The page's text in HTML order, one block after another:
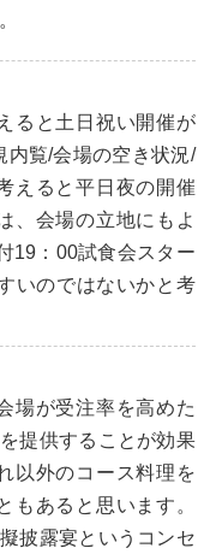
ると土日祝い開催が
内覧/会場の空き状況/
えると平日夜の開催
、会場の立地にもよ
19：00試食会スター
いのではないかと考
場が受注率を高めた
提供することが効果
以外のコース料理を
もあると思います。
披露宴というコンセ